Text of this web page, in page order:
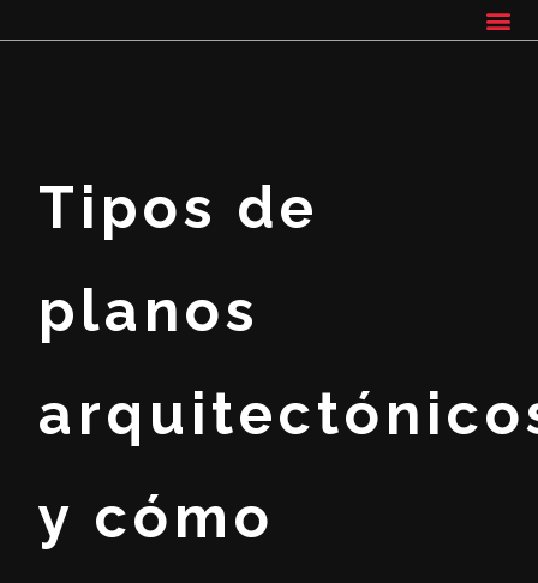
Tipos de
planos
y cómo